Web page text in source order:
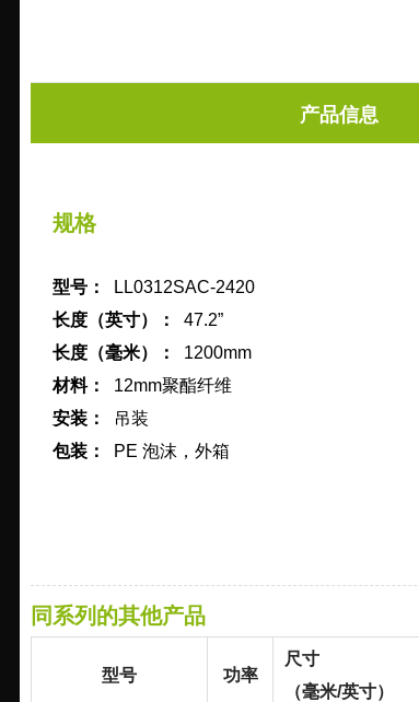
产品信息
规格
型号：
LL0312SAC-2420
长度（英寸）： 47.2”
长度（毫米）： 1200mm
材料：
12mm聚酯纤维
安装：
吊装
包装 ： PE 泡沫，外箱
同系列的其他产品
型号 功率
尺寸
（毫米/英寸）